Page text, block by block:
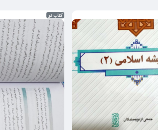
کتاب نو